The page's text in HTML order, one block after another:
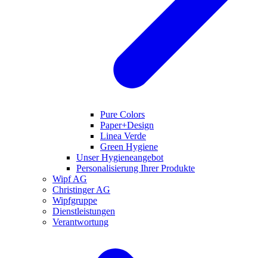
Pure Colors
Paper+Design
Linea Verde
Green Hygiene
Unser Hygieneangebot
Personalisierung Ihrer Produkte
Wipf AG
Christinger AG
Wipfgruppe
Dienstleistungen
Verantwortung